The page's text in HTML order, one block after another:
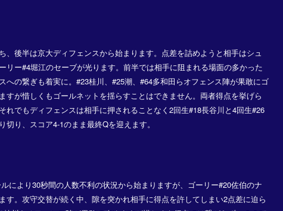
、後半は京大ディフェンスから始まります。点差を詰めようと相手はシュ
リー#4堀江のセーブが光ります。前半では相手に阻まれる場面の多かった
への繋ぎも着実に。#23桂川、#25潮、#64多和田らオフェンス陣が果敢にゴ
すが惜しくもゴールネットを揺らすことはできません。両者得点を挙げら
れでもディフェンスは相手に押されることなく2回生#18長谷川と4回生#26
り、スコア4-1のまま最終Qを迎えます。
により30秒間の人数不利の状況から始まりますが、ゴーリー#20佐伯のナ
す。攻守交替が続く中、隙を突かれ相手に得点を許してしまい2点差に迫ら